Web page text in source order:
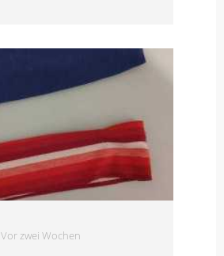
Vor zwei Wochen